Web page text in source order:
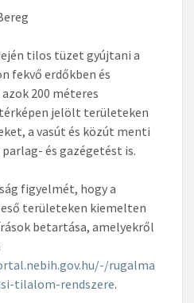
tilos tüzet gyújtani a
fekvő erdőkben és
200 méteres
jelölt területeken
a vasút és közút menti
és gazégetést is.
figyelmét, hogy a
területeken kiemelten
betartása, amelyekről
rugalma
tilalom-rendszere.